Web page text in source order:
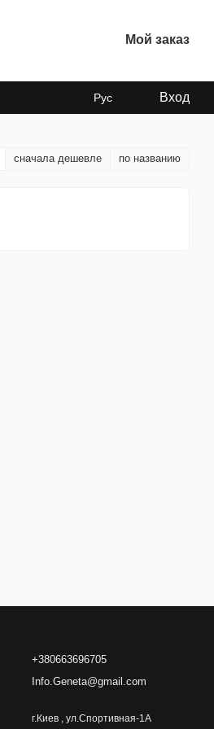
Мой заказ
Рус Вход
сначала дешевле по названию
+380663696705
Info.Geneta@gmail.com
г.Киев , ул.Спортивная-1А